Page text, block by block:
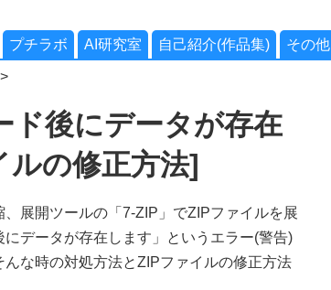
プチラボ AI研究室 自己紹介(作品集) その他
ド後にデータが存在
の修正方法]
展開ツールの「7-ZIP」でZIPファイルを展
データが存在します」というエラー(警告)
な時の対処方法とZIPファイルの修正方法